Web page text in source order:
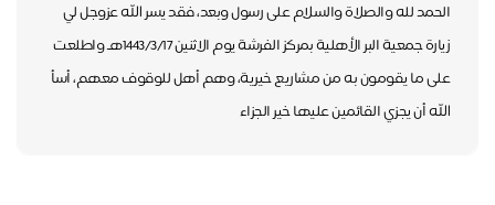
الحمد لله والصلاة والسلام على رسول وبعد، فقد يسر الله عزوجل لي
زيارة جمعية البر الأهلية بمركز الفرشة يوم الاثنين 1443/3/17هـ واطلعت
على ما يقومون به من مشاريع خيرية، وهم أهل للوقوف معهم، أسأ
الله أن يجزي القائمين عليها خير الجزاء